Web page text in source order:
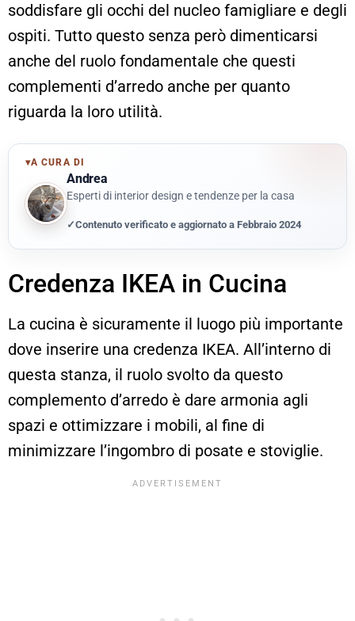
soddisfare gli occhi del nucleo famigliare e degli
ospiti. Tutto questo senza però dimenticarsi
anche del ruolo fondamentale che questi
complementi d’arredo anche per quanto
riguarda la loro utilità.
▾A CURA DI
Andrea
Esperti di interior design e tendenze per la casa
✓Contenuto verificato e aggiornato a Febbraio 2024
Credenza IKEA in Cucina
La cucina è sicuramente il luogo più importante
dove inserire una credenza IKEA. All’interno di
questa stanza, il ruolo svolto da questo
complemento d’arredo è dare armonia agli
spazi e ottimizzare i mobili, al fine di
minimizzare l’ingombro di posate e stoviglie.